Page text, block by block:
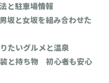
と駐車場情報
坂と女坂を組み合わせた
たいグルメと温泉
と持ち物 初心者も安心